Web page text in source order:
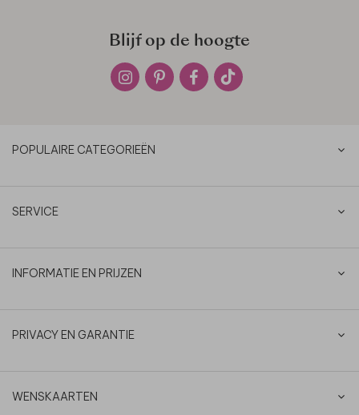
Blijf op de hoogte
POPULAIRE CATEGORIEËN
SERVICE
INFORMATIE EN PRIJZEN
PRIVACY EN GARANTIE
WENSKAARTEN